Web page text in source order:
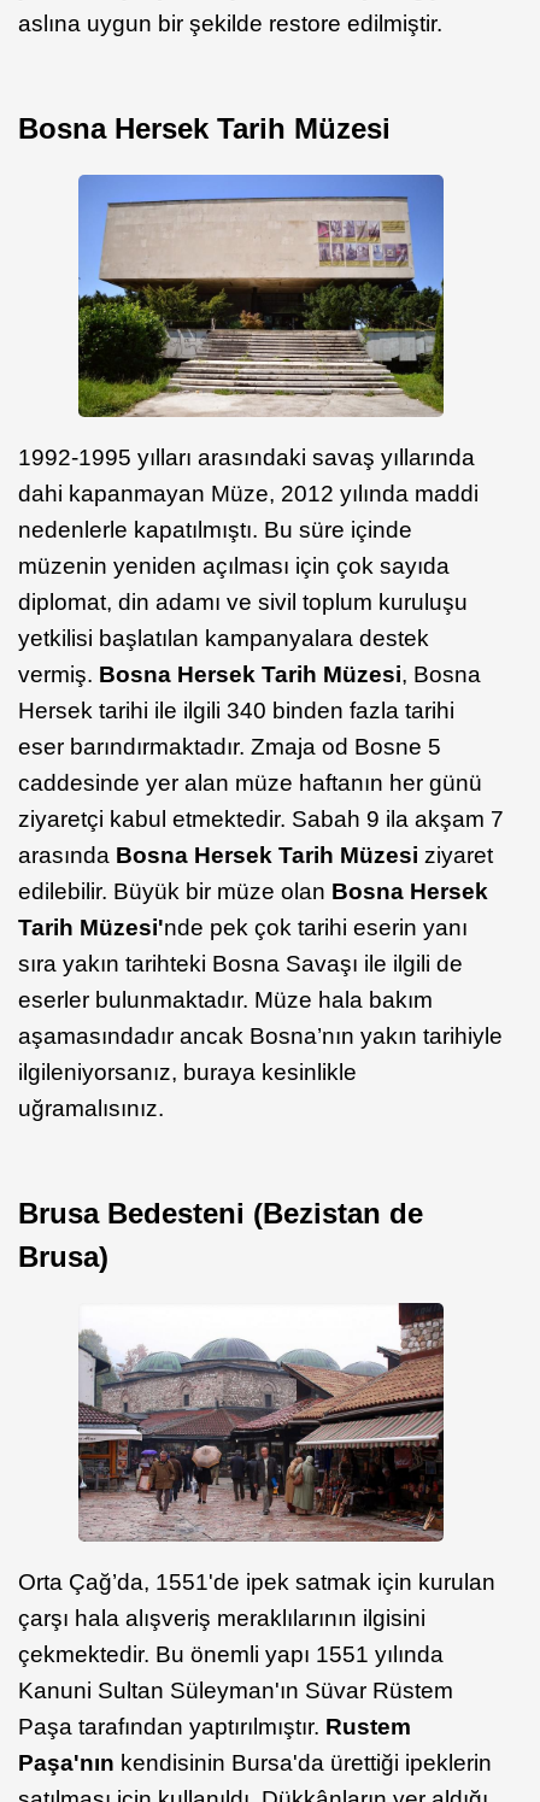
aslına uygun bir şekilde restore edilmiştir.
Bosna Hersek Tarih Müzesi
1992-1995 yılları arasındaki savaş yıllarında
dahi kapanmayan Müze, 2012 yılında maddi
nedenlerle kapatılmıştı. Bu süre içinde
müzenin yeniden açılması için çok sayıda
diplomat, din adamı ve sivil toplum kuruluşu
yetkilisi başlatılan kampanyalara destek
vermiş. Bosna Hersek Tarih Müzesi, Bosna
Hersek tarihi ile ilgili 340 binden fazla tarihi
eser barındırmaktadır. Zmaja od Bosne 5
caddesinde yer alan müze haftanın her günü
ziyaretçi kabul etmektedir. Sabah 9 ila akşam 7
arasında Bosna Hersek Tarih Müzesi ziyaret
edilebilir. Büyük bir müze olan Bosna Hersek
Tarih Müzesi'nde pek çok tarihi eserin yanı
sıra yakın tarihteki Bosna Savaşı ile ilgili de
eserler bulunmaktadır. Müze hala bakım
aşamasındadır ancak Bosna’nın yakın tarihiyle
ilgileniyorsanız, buraya kesinlikle
uğramalısınız.
Brusa Bedesteni (Bezistan de
Brusa)
Orta Çağ’da, 1551'de ipek satmak için kurulan
çarşı hala alışveriş meraklılarının ilgisini
çekmektedir. Bu önemli yapı 1551 yılında
Kanuni Sultan Süleyman'ın Süvar Rüstem
Paşa tarafından yaptırılmıştır. Rustem
Paşa'nın kendisinin Bursa'da ürettiği ipeklerin